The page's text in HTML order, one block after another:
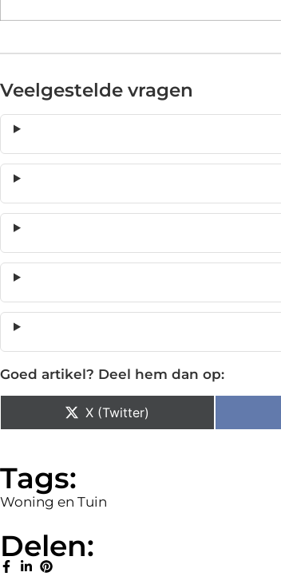
Veelgestelde vragen
Goed artikel? Deel hem dan op:
X (Twitter)
Tags:
Woning en Tuin
Delen: